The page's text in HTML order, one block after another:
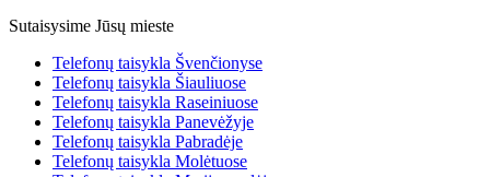
Sutaisysime Jūsų mieste
Telefonų taisykla Švenčionyse
Telefonų taisykla Šiauliuose
Telefonų taisykla Raseiniuose
Telefonų taisykla Panevėžyje
Telefonų taisykla Pabradėje
Telefonų taisykla Molėtuose